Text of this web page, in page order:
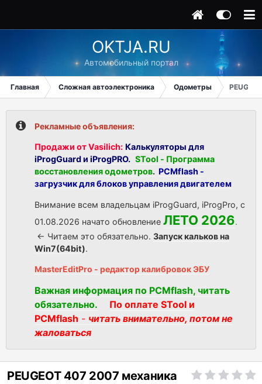
OKTJA.RU
Автомобильный портал
Главная Сложная автоэлектроника Одометры
Рекламные объявления:
Продажи от Vasilich: Калькуляторы для
iProgGuard и iProgPRO. STool - Программа
восстановления одометров. PCMflash -
загрузчик для блоков управления двигателем
Внимание всем владельцам iProgGuard, iProgPro, с
01.08.2026 начато обновление ЛЕТО 2026.
<- Читаем это обязательно. Запуск кальков на
Win7(64bit).
MasterEditPro - редактор калибровок ЭБУ
Важная информация по PCMflash, читать
обязательно.
По оплате STool и
PCMflash - читать внимательно, потом не
жаловаться
PEUGEOT 407 2007 механика